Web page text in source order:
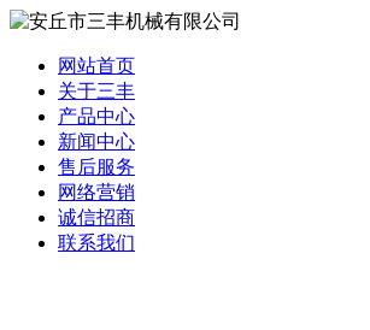
网站首页
关于三丰
产品中心
新闻中心
售后服务
网络营销
诚信招商
联系我们